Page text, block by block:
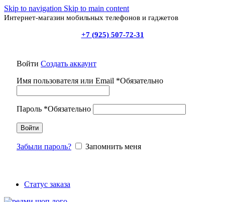
Skip to navigation Skip to main content
Интернет-магазин мобильных телефонов и гаджетов
+7 (925) 507-72-31
Войти Создать аккаунт
Имя пользователя или Email *Обязательно
Пароль *Обязательно
Войти
Забыли пароль? Запомнить меня
Статус заказа